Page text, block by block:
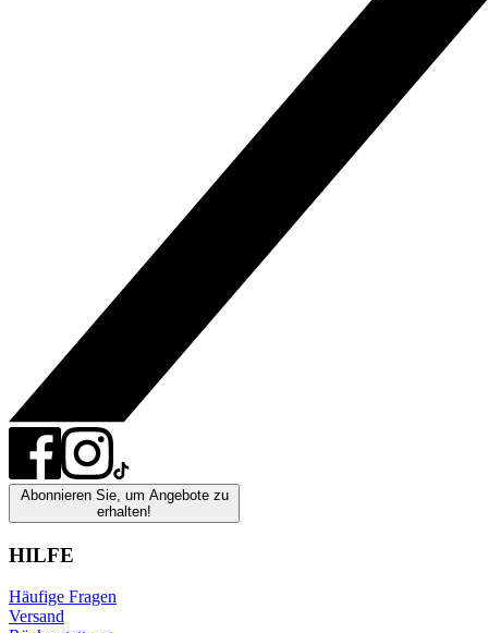
Abonnieren Sie, um Angebote zu
erhalten!
HILFE
Häufige Fragen
Versand